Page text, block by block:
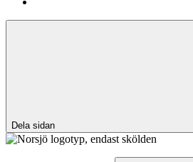
Dela sidan